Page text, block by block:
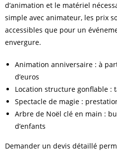
d’animation et le matériel
simple avec animateur, les prix
accessibles que pour un
envergure.
Animation anniversaire : à
d’euros
Location structure gonflable :
Spectacle de magie :
Arbre de Noël clé en main :
d’enfants
Demander un devis détaillé